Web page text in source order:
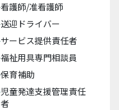
看護師/准看護師
送迎ドライバー
サービス提供責任者
福祉用具専門相談員
保育補助
児童発達支援管理責任
者